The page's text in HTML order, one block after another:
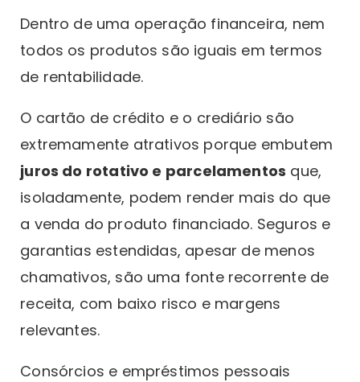
Dentro de uma operação financeira, nem
todos os produtos são iguais em termos
de rentabilidade.
O cartão de crédito e o crediário são
extremamente atrativos porque embutem
juros do rotativo e parcelamentos que,
isoladamente, podem render mais do que
a venda do produto financiado. Seguros e
garantias estendidas, apesar de menos
chamativos, são uma fonte recorrente de
receita, com baixo risco e margens
relevantes.
Consórcios e empréstimos pessoais